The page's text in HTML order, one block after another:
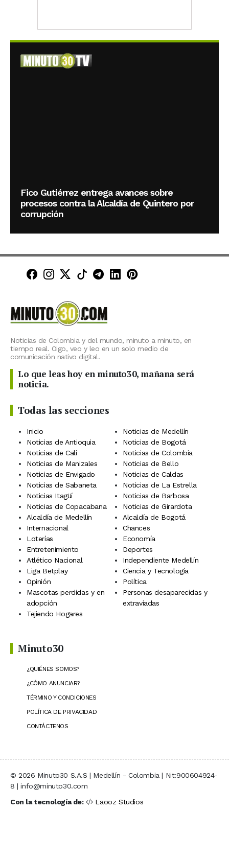
Fico Gutiérrez entrega avances sobre
procesos contra la Alcaldía de Quintero por
corrupción
Minuto30 en Facebook
Minuto30 en Instagram
Minuto30 en X (Twitter)
Minuto30 en TikTok
Canal de Minuto30 en
Minuto30 en LinkedIn
Minuto30 en
Noticias de Colombia y del mundo, minuto a minuto, en
tiempo real. Oigo, veo y leo en un solo medio de
comunicación nativo digital.
Lo que leas hoy en minuto30, mañana será
noticia.
Todas las secciones
Inicio
Noticias de Medellín
Noticias de Antioquia
Noticias de Bogotá
Noticias de Cali
Noticias de Colombia
Noticias de Manizales
Noticias de Bello
Noticias de Envigado
Noticias de Caldas
Noticias de Sabaneta
Noticias de La Estrella
Noticias Itagüí
Noticias de Barbosa
Noticias de Copacabana
Noticias de Girardota
Alcaldía de Medellín
Alcaldía de Bogotá
Internacional
Chances
Loterías
Economía
Entretenimiento
Deportes
Atlético Nacional
Independiente Medellín
Liga Betplay
Ciencia y Tecnología
Opinión
Política
Mascotas perdidas y en
adopción
Personas desaparecidas y
extraviadas
Tejiendo Hogares
Minuto30
¿QUIÉNES SOMOS?
¿CÓMO ANUNCIAR?
TÉRMINO Y CONDICIONES
POLÍTICA DE PRIVACIDAD
CONTÁCTENOS
© 2026 Minuto30 S.A.S | Medellín - Colombia | Nit:900604924-
8 | info@minuto30.com
Con la tecnología de:
Laooz Studios